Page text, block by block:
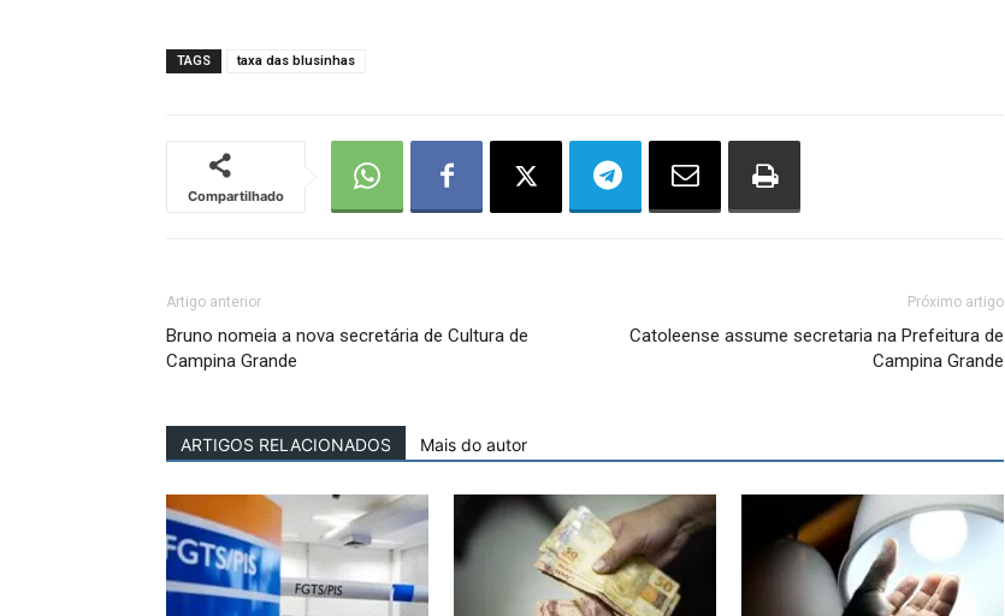
TAGS taxa das blusinhas
Compartilhado
Artigo anterior
Bruno nomeia a nova secretária de Cultura de
Campina Grande
Próximo artigo
Catoleense assume secretaria na Prefeitura de
Campina Grande
ARTIGOS RELACIONADOS Mais do autor